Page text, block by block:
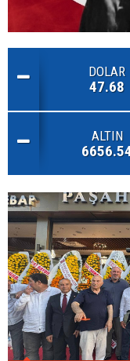
DOLAR
47.68
ALTIN